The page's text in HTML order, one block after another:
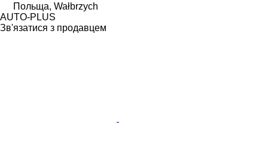
Польща, Wałbrzych
AUTO-PLUS
Зв'язатися з продавцем